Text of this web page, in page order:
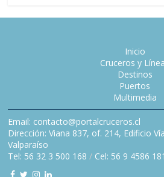
Inicio
Cruceros y
Destinos
Puertos
Multimedia
Email: contacto@portalcruceros.cl
Dirección: Viana 837, of. 214, Edificio
Valparaíso
Tel: 56 32 3 500 168 / Cel: 56 9 4586